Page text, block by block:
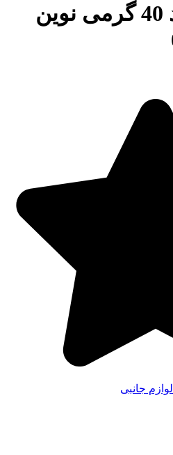
سیم سنتور زرد 40 گرمی نوین
لوازم جانبی